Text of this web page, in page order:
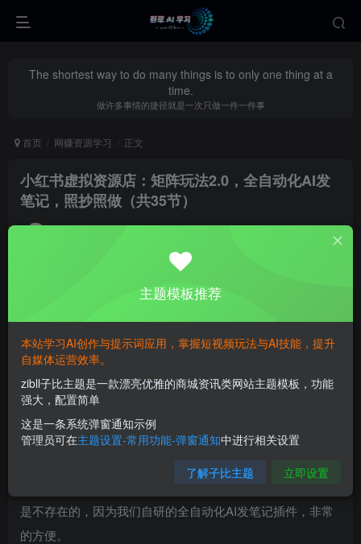
The shortest way to do many things is to only one thing at a
time.
做许多事情的捷径就是一次只做一件一件事
首页 网赚资源学习 正文
小红书虚拟资源店：矩阵玩法2.0，全自动化AI发
笔记，照抄照做（共35节）
私信
课程介绍：
是不存在的，因为我们自研的全自动化AI发笔记插件，非常
的方便。
主题模板推荐
本站学习AI创作与提示词应用，掌握短视频玩法与AI技能，提升
自媒体运营效率。
zibll子比主题是一款漂亮优雅的商城资讯类网站主题模板，功能
强大，配置简单
这是一条系统弹窗通知示例
管理员可在主题设置-常用功能-弹窗通知中进行相关设置
了解子比主题 立即设置